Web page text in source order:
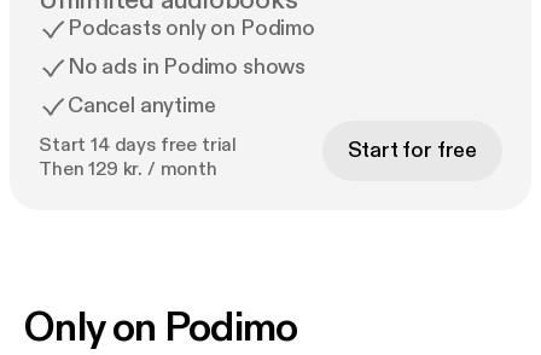
Podcasts only on Podimo
No ads in Podimo shows
Cancel anytime
Start 14 days free trial
Then 129 kr. / month
Start for free
Only on Podimo